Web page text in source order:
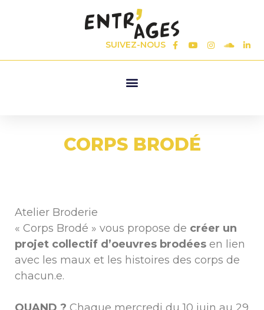
SUIVEZ-NOUS
CORPS BRODÉ
Atelier Broderie
« Corps Brodé » vous propose de créer un
projet collectif d’oeuvres brodées en lien
avec les maux et les histoires des corps de
chacun.e.